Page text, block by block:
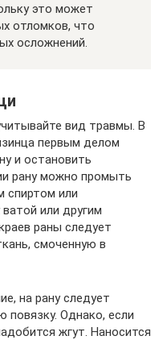
это может
отломков, что
осложнений.
вид травмы. В
первым делом
и остановить
рану можно промыть
спиртом или
или другим
раны следует
смоченную в
на рану следует
повязку. Однако, если
жгут. Наносится